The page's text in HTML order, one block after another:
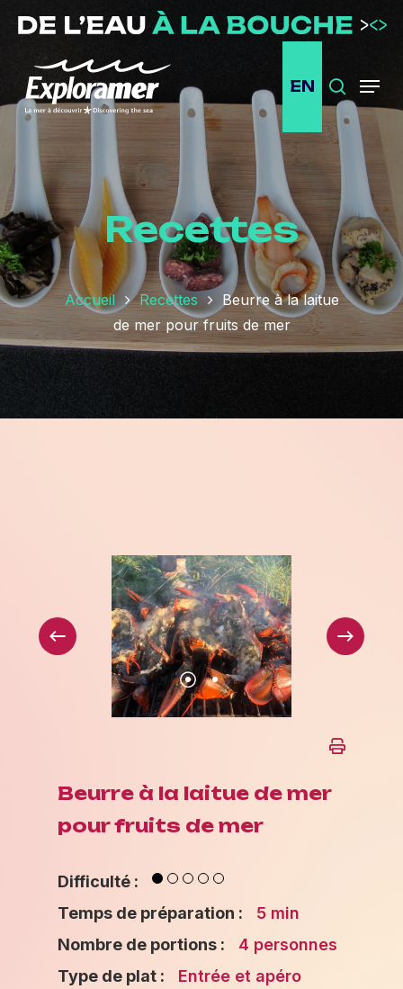
Passer
contenu
principal
EN Menu
Recettes
Accueil Recettes
Beurre à la laitue
de mer pour fruits de mer
Beurre à la laitue de mer
pour fruits de mer
Difficulté :
Temps de préparation :
5 min
Nombre de portions :
4 personnes
Type de plat :
Entrée et apéro